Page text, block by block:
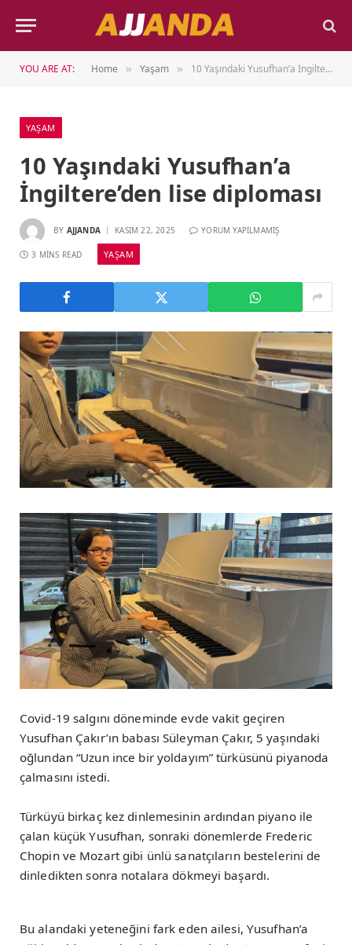
YOU ARE AT: Home » Yaşam » 10 Yaşındaki Yusufhan’a İngiltere’den lise diploması
YAŞAM
10 Yaşındaki Yusufhan’a
İngiltere’den lise diploması
BY AJJANDA KASIM 22, 2025 YORUM YAPILMAMIŞ
3 MINS READ YAŞAM
Covid-19 salgını döneminde evde vakit geçiren
Yusufhan Çakır’ın babası Süleyman Çakır, 5 yaşındaki
oğlundan “Uzun ince bir yoldayım” türküsünü piyanoda
çalmasını istedi.
Türküyü birkaç kez dinlemesinin ardından piyano ile
çalan küçük Yusufhan, sonraki dönemlerde Frederic
Chopin ve Mozart gibi ünlü sanatçıların bestelerini de
dinledikten sonra notalara dökmeyi başardı.
Bu alandaki yeteneğini fark eden ailesi, Yusufhan’a